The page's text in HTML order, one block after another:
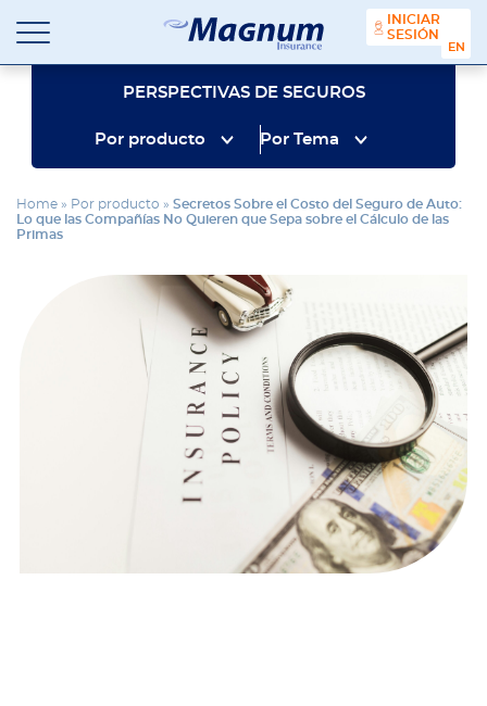
contenido
Seguros
Magnum
Agencia
de
Seguros
en
Chicago
y
INICIAR
SESIÓN
PERSPECTIVAS DE SEGUROS
Por producto Por Tema
Home » Por producto » Secretos Sobre el Costo del Seguro de Auto:
Lo que las Compañías No Quieren que Sepa sobre el Cálculo de las
Primas